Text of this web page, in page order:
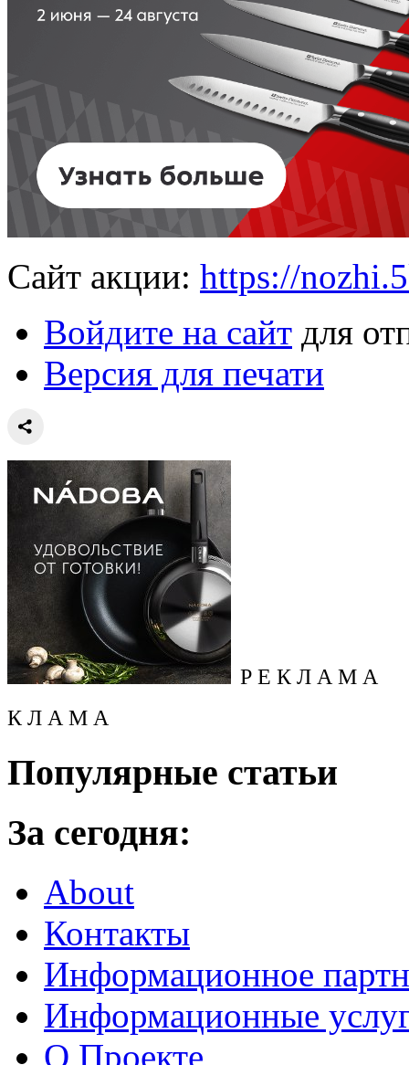
Сайт акции: https://
Войдите на сайт для
Версия для печати
Р Е К Л А М А
К Л А М А
Популярные статьи
За сегодня:
About
Контакты
Информационное
Информационные
О Проекте